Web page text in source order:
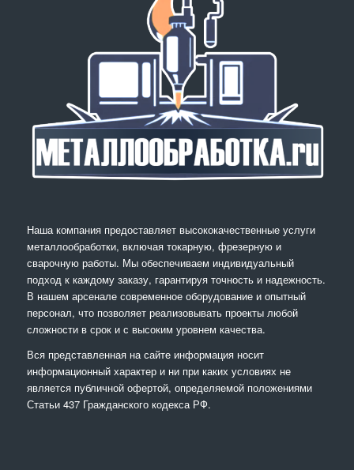
Наша компания предоставляет высококачественные услуги
металлообработки, включая токарную, фрезерную и
сварочную работы. Мы обеспечиваем индивидуальный
подход к каждому заказу, гарантируя точность и надежность.
В нашем арсенале современное оборудование и опытный
персонал, что позволяет реализовывать проекты любой
сложности в срок и с высоким уровнем качества.
Вся представленная на сайте информация носит
информационный характер и ни при каких условиях не
является публичной офертой, определяемой положениями
Статьи 437 Гражданского кодекса РФ.